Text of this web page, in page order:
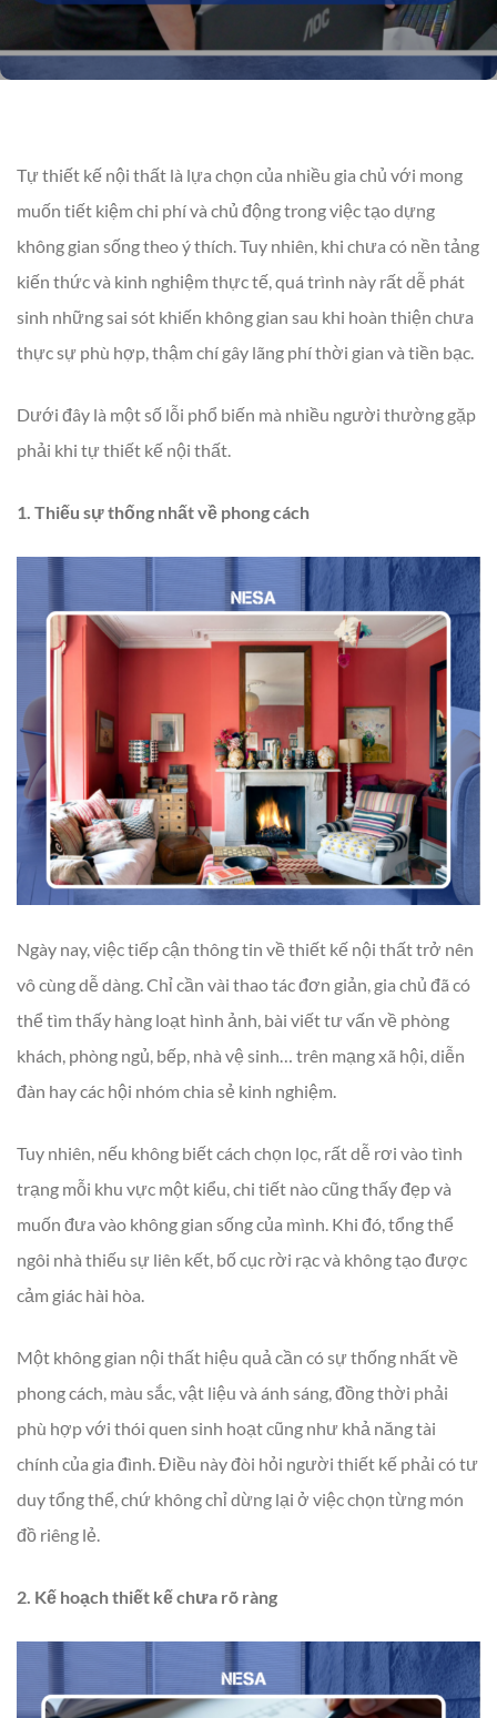
Tự thiết kế nội thất là lựa chọn của nhiều gia chủ với mong
muốn tiết kiệm chi phí và chủ động trong việc tạo dựng
không gian sống theo ý thích. Tuy nhiên, khi chưa có nền tảng
kiến thức và kinh nghiệm thực tế, quá trình này rất dễ phát
sinh những sai sót khiến không gian sau khi hoàn thiện chưa
thực sự phù hợp, thậm chí gây lãng phí thời gian và tiền bạc.
Dưới đây là một số lỗi phổ biến mà nhiều người thường gặp
phải khi tự thiết kế nội thất.
1. Thiếu sự thống nhất về phong cách
Ngày nay, việc tiếp cận thông tin về thiết kế nội thất trở nên
vô cùng dễ dàng. Chỉ cần vài thao tác đơn giản, gia chủ đã có
thể tìm thấy hàng loạt hình ảnh, bài viết tư vấn về phòng
khách, phòng ngủ, bếp, nhà vệ sinh… trên mạng xã hội, diễn
đàn hay các hội nhóm chia sẻ kinh nghiệm.
Tuy nhiên, nếu không biết cách chọn lọc, rất dễ rơi vào tình
trạng mỗi khu vực một kiểu, chi tiết nào cũng thấy đẹp và
muốn đưa vào không gian sống của mình. Khi đó, tổng thể
ngôi nhà thiếu sự liên kết, bố cục rời rạc và không tạo được
cảm giác hài hòa.
Một không gian nội thất hiệu quả cần có sự thống nhất về
phong cách, màu sắc, vật liệu và ánh sáng, đồng thời phải
phù hợp với thói quen sinh hoạt cũng như khả năng tài
chính của gia đình. Điều này đòi hỏi người thiết kế phải có tư
duy tổng thể, chứ không chỉ dừng lại ở việc chọn từng món
đồ riêng lẻ.
2. Kế hoạch thiết kế chưa rõ ràng